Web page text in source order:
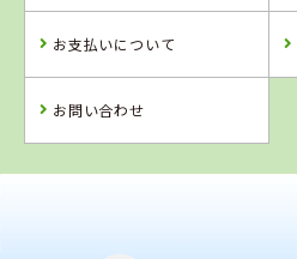
詳 細
詳 細
詳 細
お支払いについて
お問い合わせ